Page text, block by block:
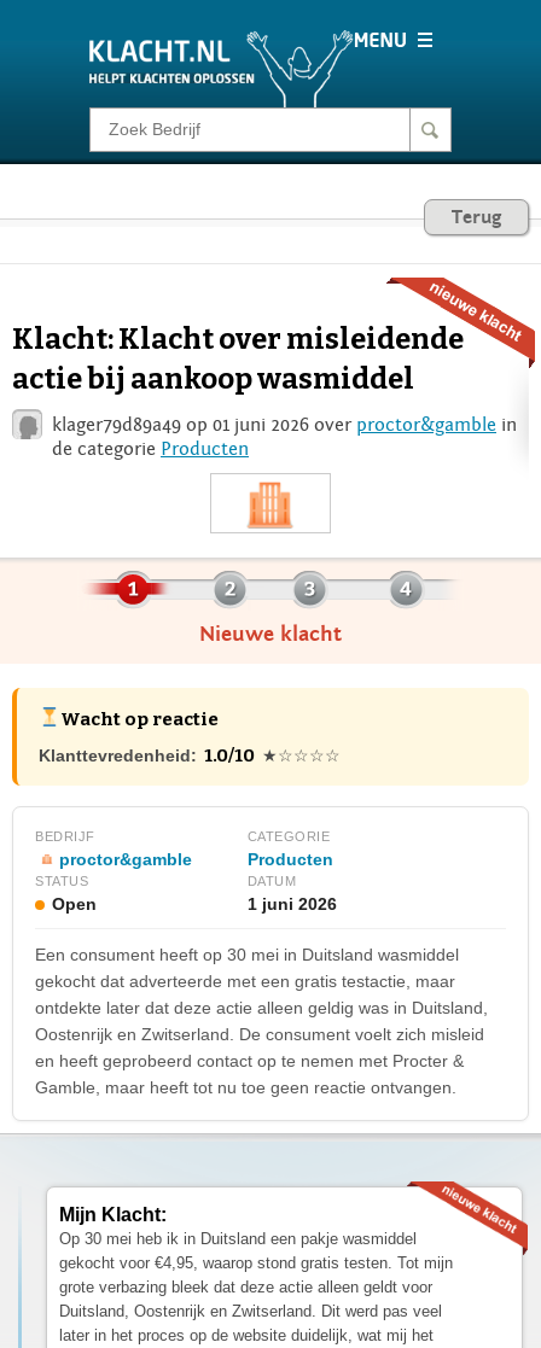
Klacht melden
Consumentenrecht
Voor Bedrijven
Login
Terug
Klacht: Klacht over misleidende
actie bij aankoop wasmiddel
klager79d89a49 op 01 juni 2026 over proctor&gamble in
de categorie Producten
Nieuwe klacht
Wacht op reactie
Klanttevredenheid: 1.0/10 ★☆☆☆☆
BEDRIJF
proctor&gamble
CATEGORIE
Producten
STATUS
Open
DATUM
1 juni 2026
Een consument heeft op 30 mei in Duitsland wasmiddel
gekocht dat adverteerde met een gratis testactie, maar
ontdekte later dat deze actie alleen geldig was in Duitsland,
Oostenrijk en Zwitserland. De consument voelt zich misleid
en heeft geprobeerd contact op te nemen met Procter &
Gamble, maar heeft tot nu toe geen reactie ontvangen.
Mijn Klacht:
Op 30 mei heb ik in Duitsland een pakje wasmiddel
gekocht voor €4,95, waarop stond gratis testen. Tot mijn
grote verbazing bleek dat deze actie alleen geldt voor
Duitsland, Oostenrijk en Zwitserland. Dit werd pas veel
later in het proces op de website duidelijk, wat mij het